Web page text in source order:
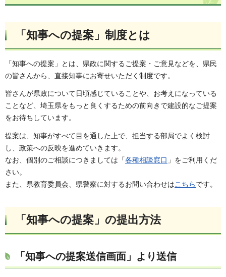
「知事への提案」制度とは
「知事への提案」とは、県政に関するご提案・ご意見などを、県民
の皆さんから、直接知事にお寄せいただく制度です。
皆さんが県政について日頃感じていることや、お考えになっている
ことなど、埼玉県をもっと良くするための前向きで建設的なご提案
をお待ちしています。
提案は、知事がすべて目を通した上で、担当する部局でよく検討
し、政策への反映を進めていきます。
なお、個別のご相談につきましては「各種相談窓口 」をご利用くだ
さい。
また、県教育委員会、県警察に対するお問い合わせはこちらです。
「知事への提案」の提出方法
「知事への提案送信画面」より送信